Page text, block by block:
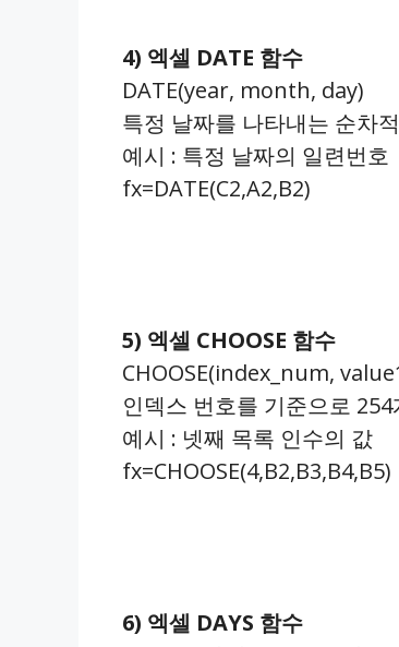
4) 엑셀 DATE 함수
DATE(year, month, day)
특정 날짜를 나타내는 순차
예시 : 특정 날짜의 일련번호
fx=DATE(C2,A2,B2)
5) 엑셀 CHOOSE 함수
CHOOSE(index_num,
인덱스 번호를 기준으로
예시 : 넷째 목록 인수의 값
fx=CHOOSE(4,B2,B3,B4,B5)
6) 엑셀 DAYS 함수